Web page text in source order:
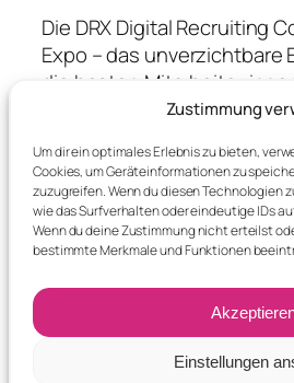
Zustimmung
Um dir ein optimales Erlebnis zu bieten,
Cookies, um Geräteinformationen zu
zuzugreifen. Wenn du diesen Technologien
wie das Surfverhalten oder eindeutige IDs
Wenn du deine Zustimmung nicht erteilst
bestimmte Merkmale und Funktionen
Einstellungen
Die DRX Digital Recruiting
Expo – das unverzichtbare
die besten
gewinnen & halten wollen.
Blog
About
FAQs
Events
Shop
Patterns
Twenty Twenty-Five